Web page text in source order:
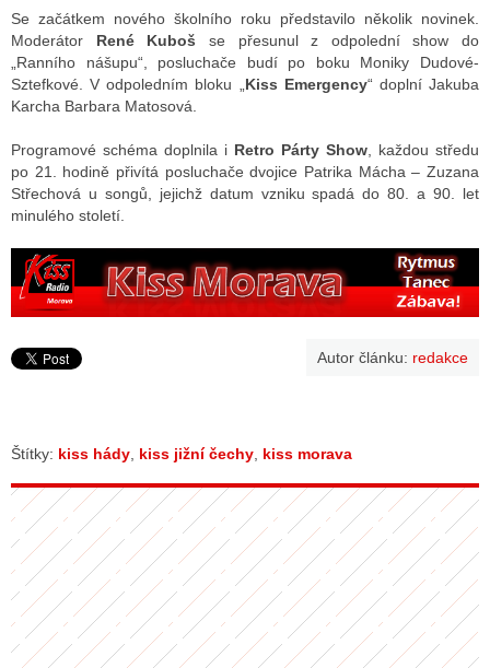
Se začátkem nového školního roku představilo několik novinek.
Moderátor René Kuboš se přesunul z odpolední show do
„Ranního nášupu“, posluchače budí po boku Moniky Dudové-
Sztefkové. V odpoledním bloku „ Kiss Emergency“ doplní Jakuba
Karcha Barbara Matosová.
Programové schéma doplnila i Retro Párty Show , každou středu
po 21. hodině přivítá posluchače dvojice Patrika Mácha – Zuzana
Střechová u songů, jejichž datum vzniku spadá do 80. a 90. let
minulého století.
Autor článku: redakce
Štítky: kiss hády kiss jižní čechy kiss morava